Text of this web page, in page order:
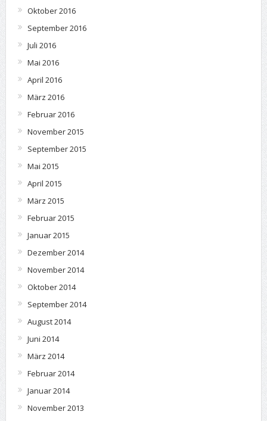
Oktober 2016
September 2016
Juli 2016
Mai 2016
April 2016
März 2016
Februar 2016
November 2015
September 2015
Mai 2015
April 2015
März 2015
Februar 2015
Januar 2015
Dezember 2014
November 2014
Oktober 2014
September 2014
August 2014
Juni 2014
März 2014
Februar 2014
Januar 2014
November 2013